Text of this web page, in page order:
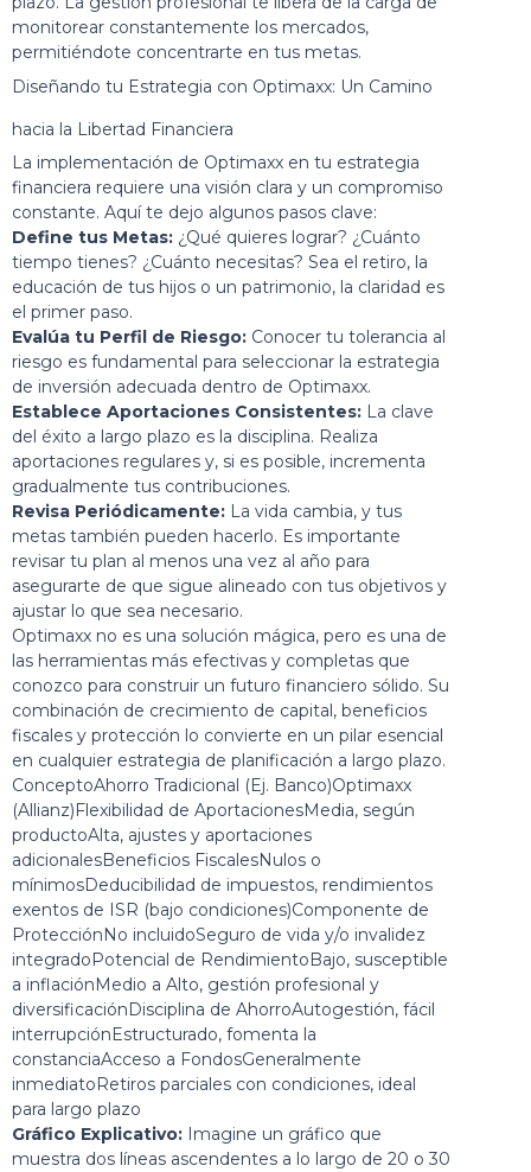
monitorear constantemente los mercados,
permitiéndote concentrarte en tus metas.
Diseñando tu Estrategia con Optimaxx: Un Camino
hacia la Libertad Financiera
La implementación de Optimaxx en tu estrategia
financiera requiere una visión clara y un compromiso
constante. Aquí te dejo algunos pasos clave:
Define tus Metas: ¿Qué quieres lograr? ¿Cuánto
tiempo tienes? ¿Cuánto necesitas? Sea el retiro, la
educación de tus hijos o un patrimonio, la claridad es
el primer paso.
Evalúa tu Perfil de Riesgo: Conocer tu tolerancia al
riesgo es fundamental para seleccionar la estrategia
de inversión adecuada dentro de Optimaxx.
Establece Aportaciones Consistentes: La clave
del éxito a largo plazo es la disciplina. Realiza
aportaciones regulares y, si es posible, incrementa
gradualmente tus contribuciones.
Revisa Periódicamente: La vida cambia, y tus
metas también pueden hacerlo. Es importante
revisar tu plan al menos una vez al año para
asegurarte de que sigue alineado con tus objetivos y
ajustar lo que sea necesario.
Optimaxx no es una solución mágica, pero es una de
las herramientas más efectivas y completas que
conozco para construir un futuro financiero sólido. Su
combinación de crecimiento de capital, beneficios
fiscales y protección lo convierte en un pilar esencial
en cualquier estrategia de planificación a largo plazo.
ConceptoAhorro Tradicional (Ej. Banco)Optimaxx
(Allianz)Flexibilidad de AportacionesMedia, según
productoAlta, ajustes y aportaciones
adicionalesBeneficios FiscalesNulos o
mínimosDeducibilidad de impuestos, rendimientos
exentos de ISR (bajo condiciones)Componente de
ProtecciónNo incluidoSeguro de vida y/o invalidez
integradoPotencial de RendimientoBajo, susceptible
a inflaciónMedio a Alto, gestión profesional y
diversificaciónDisciplina de AhorroAutogestión, fácil
interrupciónEstructurado, fomenta la
constanciaAcceso a FondosGeneralmente
inmediatoRetiros parciales con condiciones, ideal
para largo plazo
Gráfico Explicativo: Imagine un gráfico que
muestra dos líneas ascendentes a lo largo de 20 o 30